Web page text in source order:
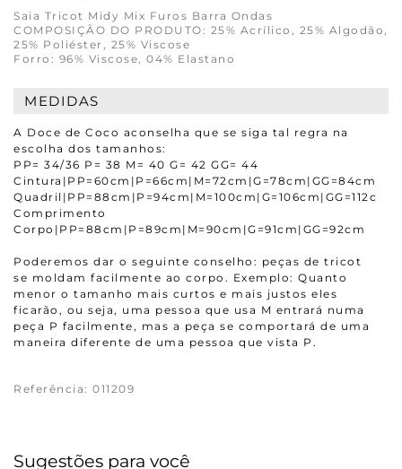
Saia Tricot Midy Mix Furos Barra Ondas
COMPOSIÇÃO DO PRODUTO: 25% Acrílico, 25% Algodão,
25% Poliéster, 25% Viscose
Forro: 96% Viscose, 04% Elastano
MEDIDAS
A Doce de Coco aconselha que se siga tal regra na
escolha dos tamanhos:
PP= 34/36 P= 38 M= 40 G= 42 GG= 44
Cintura|PP=60cm|P=66cm|M=72cm|G=78cm|GG=84cm
Quadril|PP=88cm|P=94cm|M=100cm|G=106cm|GG=112cm
Comprimento
Corpo|PP=88cm|P=89cm|M=90cm|G=91cm|GG=92cm
Poderemos dar o seguinte conselho: peças de tricot
se moldam facilmente ao corpo. Exemplo: Quanto
menor o tamanho mais curtos e mais justos eles
ficarão, ou seja, uma pessoa que usa M entrará numa
peça P facilmente, mas a peça se comportará de uma
maneira diferente de uma pessoa que vista P.
Referência: 011209
Sugestões para você